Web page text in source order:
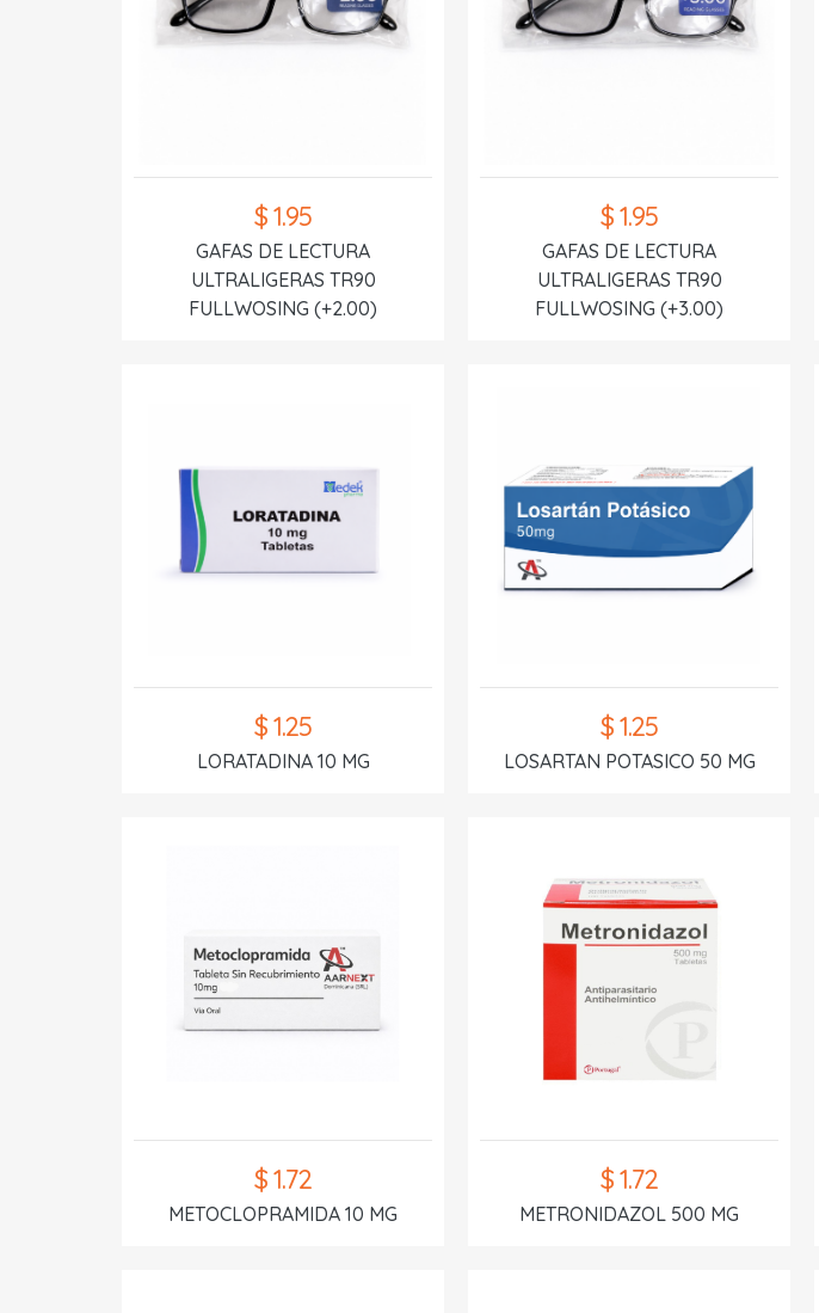
$ 1.95
GAFAS DE LECTURA
ULTRALIGERAS TR90
FULLWOSING (+2.00)
$ 1.95
GAFAS DE LECTURA
ULTRALIGERAS TR90
FULLWOSING (+3.00)
$ 1.25
LORATADINA 10 MG
$ 1.25
LOSARTAN POTASICO 50 MG
$ 1.72
METOCLOPRAMIDA 10 MG
$ 1.72
METRONIDAZOL 500 MG